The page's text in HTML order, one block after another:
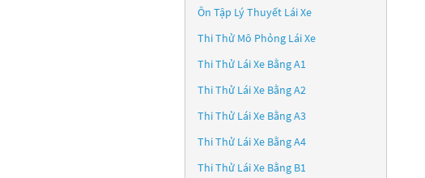
Ôn Tập Lý Thuyết Lái Xe
Thi Thử Mô Phỏng Lái Xe
Thi Thử Lái Xe Bằng A1
Thi Thử Lái Xe Bằng A2
Thi Thử Lái Xe Bằng A3
Thi Thử Lái Xe Bằng A4
Thi Thử Lái Xe Bằng B1